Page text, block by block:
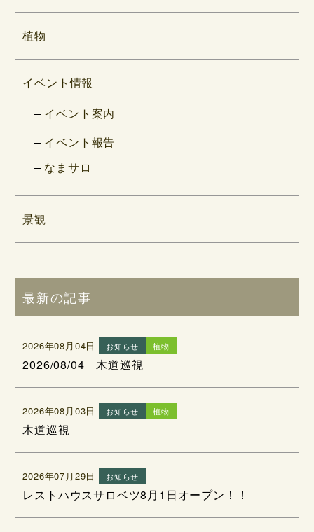
植物
イベント情報
イベント案内
イベント報告
なまサロ
景観
最新の記事
2026年08月04日 お知らせ 植物
2026/08/04 木道巡視
2026年08月03日 お知らせ 植物
木道巡視
2026年07月29日 お知らせ
レストハウスサロベツ8月1日オープン！！